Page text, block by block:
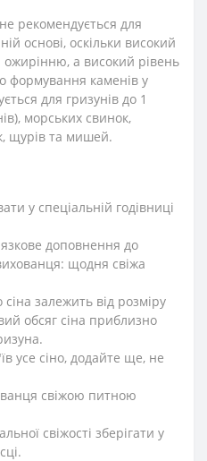
рекомендується для
основі, оскільки високий
ожирінню, а високий рівень
формування каменів у
для гризунів до 1
морських свинок,
щурів та мишей.
у спеціальній годівниці
доповнення до
щодня свіжа
залежить від розміру
обсяг сіна приблизно
усе сіно, додайте ще, не
свіжою питною
свіжості зберігати у